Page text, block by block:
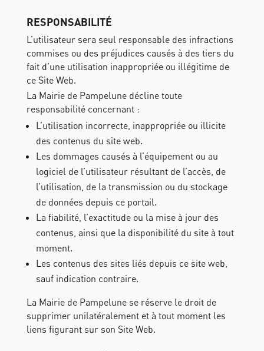
RESPONSABILITÉ
L’utilisateur sera seul responsable des infractions
commises ou des préjudices causés à des tiers du
fait d’une utilisation inappropriée ou illégitime de
ce Site Web.
La Mairie de Pampelune décline toute
responsabilité concernant :
L’utilisation incorrecte, inappropriée ou illicite
des contenus du site web.
Les dommages causés à l’équipement ou au
logiciel de l’utilisateur résultant de l’accès, de
l’utilisation, de la transmission ou du stockage
de données depuis ce portail.
La fiabilité, l’exactitude ou la mise à jour des
contenus, ainsi que la disponibilité du site à tout
moment.
Les contenus des sites liés depuis ce site web,
sauf indication contraire.
La Mairie de Pampelune se réserve le droit de
supprimer unilatéralement et à tout moment les
liens figurant sur son Site Web.